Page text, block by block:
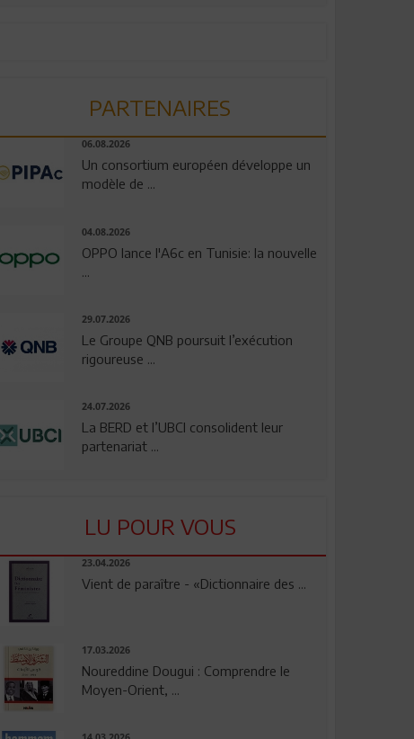
PARTENAIRES
06.08.2026
Un consortium européen développe un
modèle de ...
04.08.2026
OPPO lance l'A6c en Tunisie: la nouvelle
29.07.2026
Le Groupe QNB poursuit l’exécution
rigoureuse ...
24.07.2026
La BERD et l’UBCI consolident leur
partenariat ...
LU POUR VOUS
23.04.2026
Vient de paraître - «Dictionnaire des ...
17.03.2026
Noureddine Dougui : Comprendre le
Moyen-Orient, ...